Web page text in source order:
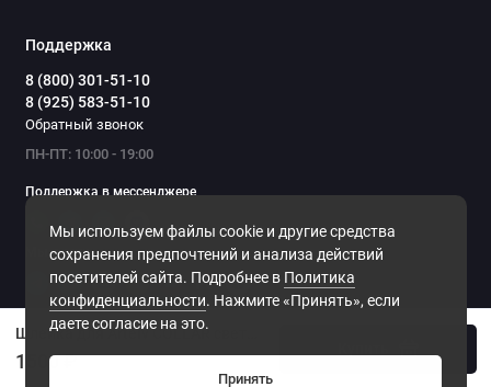
1500 ₽
Мы используем файлы cookie и другие средства
сохранения предпочтений и анализа действий
посетителей сайта. Подробнее в Политика
конфиденциальности. Нажмите «Принять», если
даете согласие на это.
Принять
Поддержка
8 (800) 301-51-10
8 (925) 583-51-10
Обратный звонок
ПН-ПТ: 10:00 - 19:00
Поддержка в мессенджере
Мы в сети